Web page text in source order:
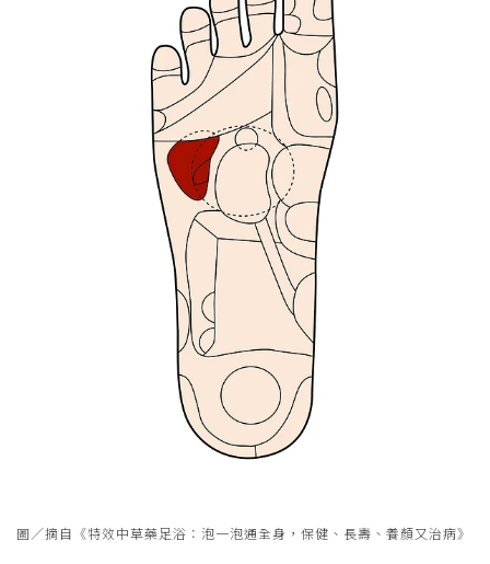
圖／摘自《特效中草藥足浴：泡一泡通全身，保健、長壽、養顏又治病》